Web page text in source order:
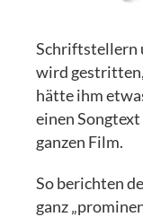
Schriftstellern
wird
hätte ihm
einen
ganzen Film.
So berichten
ganz